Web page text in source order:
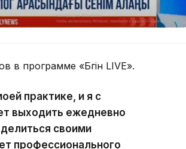
программе «Бүгін LIVE».
практике, и я с
выходить ежедневно
своими
профессионального